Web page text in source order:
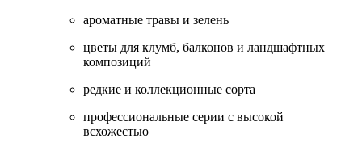
ароматные травы и зелень
цветы для клумб, балконов и ландшафтных
композиций
редкие и коллекционные сорта
профессиональные серии с высокой
всхожестью